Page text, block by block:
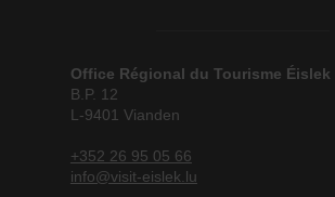
Office Régional du Tourisme Éislek
B.P. 12
L-9401 Vianden
+352 26 95 05 66
info@visit-eislek.lu